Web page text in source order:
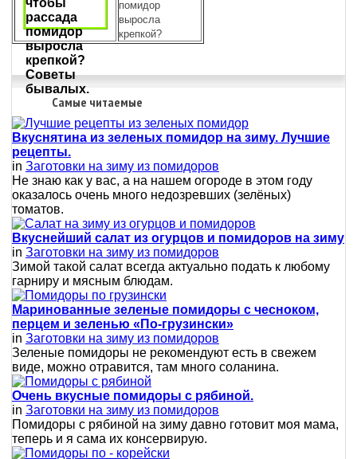
помидор
выросла
крепкой?
Самые читаемые
Вкуснятина из зеленых помидор на зиму. Лучшие
рецепты.
in Заготовки на зиму из помидоров
Не знаю как у вас, а на нашем огороде в этом году
оказалось очень много недозревших (зелёных)
томатов.
Вкуснейший салат из огурцов и помидоров на зиму
in Заготовки на зиму из помидоров
Зимой такой салат всегда актуально подать к любому
гарниру и мясным блюдам.
Маринованные зеленые помидоры с чесноком,
перцем и зеленью «По-грузински»
in Заготовки на зиму из помидоров
Зеленые помидоры не рекомендуют есть в свежем
виде, можно отравится, там много соланина.
Очень вкусные помидоры с рябиной.
in Заготовки на зиму из помидоров
Помидоры с рябиной на зиму давно готовит моя мама,
теперь и я сама их консервирую.